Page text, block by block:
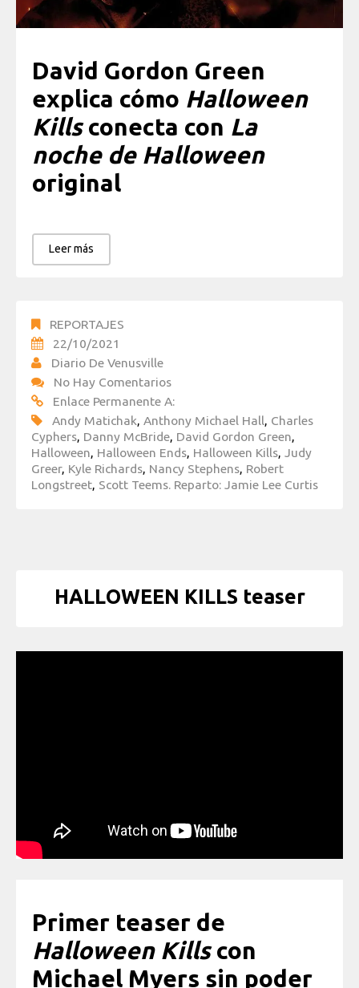
David Gordon Green
explica cómo Halloween
Killsconecta con La
noche de Halloween
original
Leer más
REPORTAJES
22/10/2021
Diario De Venusville
No Hay Comentarios
Enlace Permanente A:
Andy Matichak, Anthony Michael Hall, Charles
Cyphers, Danny McBride, David Gordon Green,
Halloween, Halloween Ends, Halloween Kills, Judy
Greer, Kyle Richards, Nancy Stephens, Robert
Longstreet, Scott Teems. Reparto: Jamie Lee Curtis
HALLOWEEN KILLS teaser
Primer teaser de
Halloween Killscon
Michael Myers sin poder